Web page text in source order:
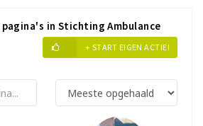
in Stichting Ambulance
+ START EIGEN ACTIE!